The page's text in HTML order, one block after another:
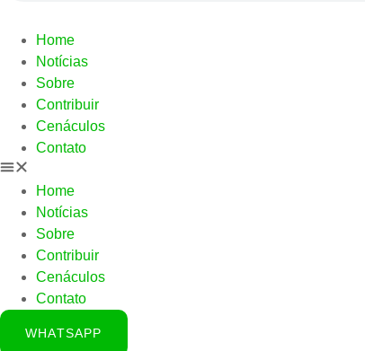
Home
Notícias
Sobre
Contribuir
Cenáculos
Contato
Home
Notícias
Sobre
Contribuir
Cenáculos
Contato
WHATSAPP